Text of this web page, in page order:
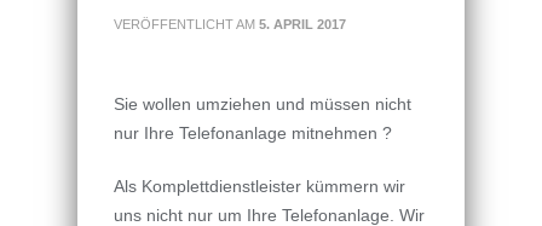
VERÖFFENTLICHT AM 5. APRIL 2017
Sie wollen umziehen und müssen nicht
nur Ihre Telefonanlage mitnehmen ?
Als Komplettdienstleister kümmern wir
uns nicht nur um Ihre Telefonanlage. Wir